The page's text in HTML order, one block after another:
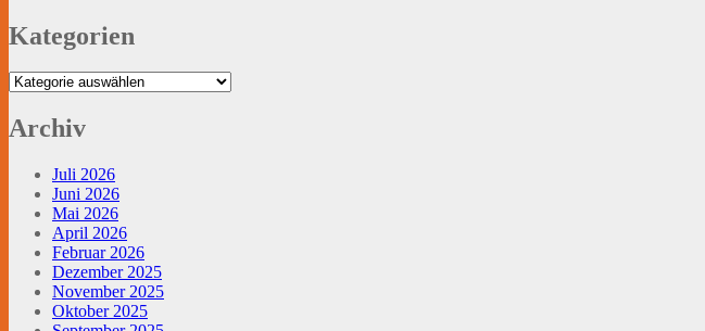
Kategorien
Kategorien
Archiv
Juli 2026
Juni 2026
Mai 2026
April 2026
Februar 2026
Dezember 2025
November 2025
Oktober 2025